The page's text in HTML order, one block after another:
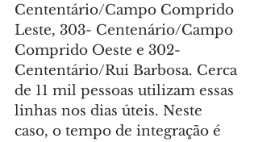
Cententário/Campo Comprido
Leste, 303- Centenário/Campo
Comprido Oeste e 302-
Cententário/Rui Barbosa. Cerca
de 11 mil pessoas utilizam essas
linhas nos dias úteis. Neste
caso, o tempo de integração é